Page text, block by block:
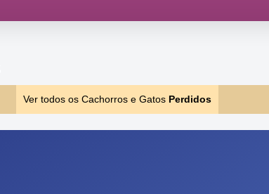
Ver todos os Cachorros e Gatos Perdidos